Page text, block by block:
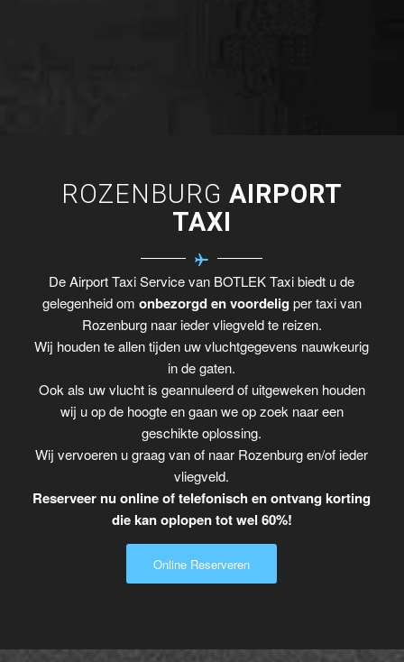
ROZENBURG AIRPORT
TAXI
De Airport Taxi Service van BOTLEK Taxi biedt u de
gelegenheid om onbezorgd en voordelig per taxi van
Rozenburg naar ieder vliegveld te reizen.
Wij houden te allen tijden uw vluchtgegevens nauwkeurig
in de gaten.
Ook als uw vlucht is geannuleerd of uitgeweken houden
wij u op de hoogte en gaan we op zoek naar een
geschikte oplossing.
Wij vervoeren u graag van of naar Rozenburg en/of ieder
vliegveld.
Reserveer nu online of telefonisch en ontvang korting
die kan oplopen tot wel 60%!
Online Reserveren